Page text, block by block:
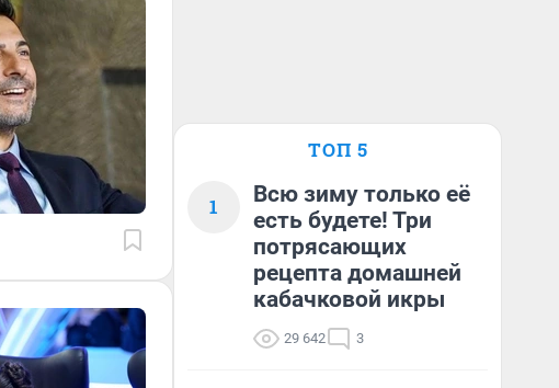
ТОП 5
1
Всю зиму только её
есть будете! Три
потрясающих
рецепта домашней
кабачковой икры
29 642 3